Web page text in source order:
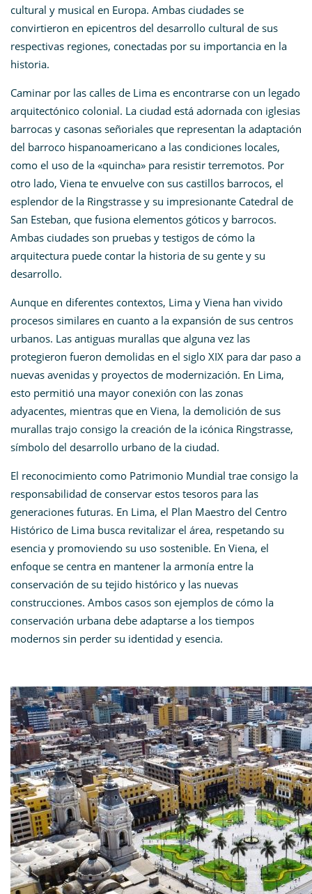
cultural y musical en Europa. Ambas ciudades se
convirtieron en epicentros del desarrollo cultural de sus
respectivas regiones, conectadas por su importancia en la
historia.
Caminar por las calles de Lima es encontrarse con un legado
arquitectónico colonial. La ciudad está adornada con iglesias
barrocas y casonas señoriales que representan la adaptación
del barroco hispanoamericano a las condiciones locales,
como el uso de la «quincha» para resistir terremotos. Por
otro lado, Viena te envuelve con sus castillos barrocos, el
esplendor de la Ringstrasse y su impresionante Catedral de
San Esteban, que fusiona elementos góticos y barrocos.
Ambas ciudades son pruebas y testigos de cómo la
arquitectura puede contar la historia de su gente y su
desarrollo.
Aunque en diferentes contextos, Lima y Viena han vivido
procesos similares en cuanto a la expansión de sus centros
urbanos. Las antiguas murallas que alguna vez las
protegieron fueron demolidas en el siglo XIX para dar paso a
nuevas avenidas y proyectos de modernización. En Lima,
esto permitió una mayor conexión con las zonas
adyacentes, mientras que en Viena, la demolición de sus
murallas trajo consigo la creación de la icónica Ringstrasse,
símbolo del desarrollo urbano de la ciudad.
El reconocimiento como Patrimonio Mundial trae consigo la
responsabilidad de conservar estos tesoros para las
generaciones futuras. En Lima, el Plan Maestro del Centro
Histórico de Lima busca revitalizar el área, respetando su
esencia y promoviendo su uso sostenible. En Viena, el
enfoque se centra en mantener la armonía entre la
conservación de su tejido histórico y las nuevas
construcciones. Ambos casos son ejemplos de cómo la
conservación urbana debe adaptarse a los tiempos
modernos sin perder su identidad y esencia.